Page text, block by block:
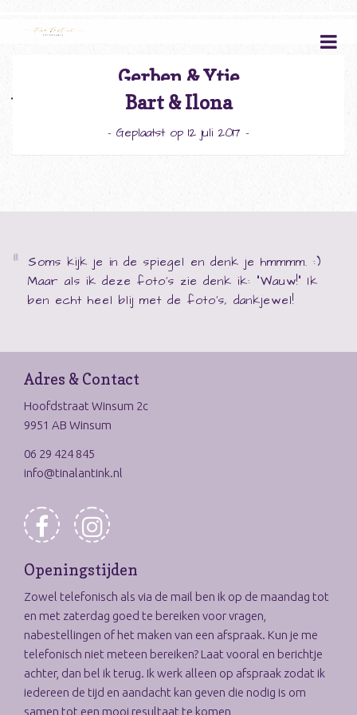
bruiloft
Gerben & Ytje
- Geplaatst op 28 november 2017 -
Bart & Ilona
- Geplaatst op 12 juli 2017 -
Soms kijk je in de spiegel en denk je hmmmm. :)
Maar als ik deze foto's zie denk ik: "Wauw!" Ik
ben echt heel blij met de foto's, dankjewel!
Adres & Contact
Hoofdstraat Winsum 2c
9951 AB Winsum
06 29 424 845
info@tinalantink.nl
Openingstijden
Zowel telefonisch als via de mail ben ik op de maandag tot
en met zaterdag goed te bereiken voor vragen,
nabestellingen of het maken van een afspraak. Kun je me
telefonisch niet meteen bereiken? Laat vooral en berichtje
achter, dan bel ik terug. Ik werk alleen op afspraak zodat ik
iedereen de tijd en aandacht kan geven die nodig is om
samen tot een mooi resultaat te komen